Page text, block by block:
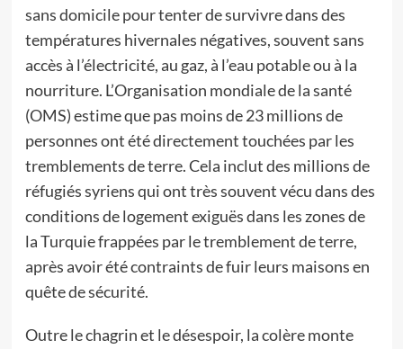
sans domicile pour tenter de survivre dans des
températures hivernales négatives, souvent sans
accès à l’électricité, au gaz, à l’eau potable ou à la
nourriture. L’Organisation mondiale de la santé
(OMS) estime que pas moins de 23 millions de
personnes ont été directement touchées par les
tremblements de terre. Cela inclut des millions de
réfugiés syriens qui ont très souvent vécu dans des
conditions de logement exiguës dans les zones de
la Turquie frappées par le tremblement de terre,
après avoir été contraints de fuir leurs maisons en
quête de sécurité.
Outre le chagrin et le désespoir, la colère monte